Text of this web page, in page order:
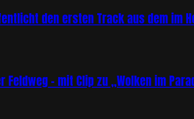
den ersten Track aus dem im
Feldweg – mit Clip zu „Wolken im